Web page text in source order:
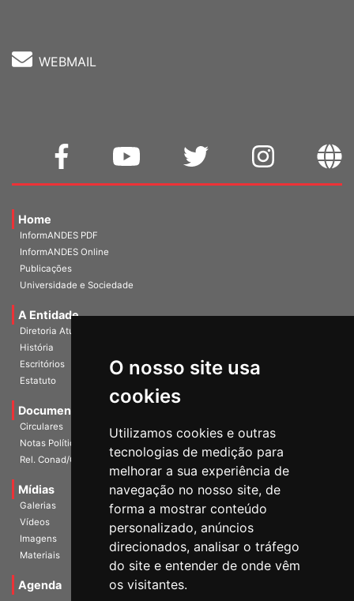
O nosso site usa
cookies
Utilizamos cookies e outras
tecnologias de medição para
melhorar a sua experiência de
navegação no nosso site, de
forma a mostrar conteúdo
personalizado, anúncios
direcionados, analisar o tráfego
do site e entender de onde vêm
os visitantes.
WEBMAIL
Home
InformANDES PDF
InformANDES Online
Publicações
Universidade e Sociedade
A Entidade
Diretoria Atual
História
Escritórios
Estatuto
Documentos
Circulares
Notas Políticas
Rel. Conad/Congresso
Mídias
Galerias
Vídeos
Imagens
Materiais
Agenda